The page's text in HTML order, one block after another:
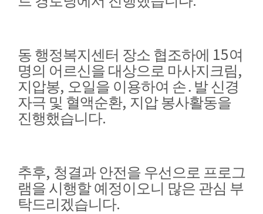
동 행정복지센터 장소 협조하에 15여
명의 어르신을 대상으로 마사지크림,
지압봉, 오일을 이용하여 손․ 발 신경
자극 및 혈액순환, 지압 봉사활동을
진행했습니다.
추후, 청결과 안전을 우선으로 프로그
램을 시행할 예정이오니 많은 관심 부
탁드리겠습니다.